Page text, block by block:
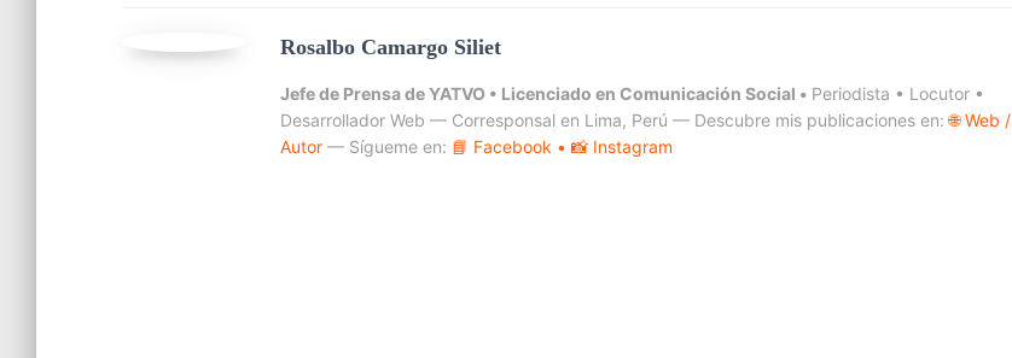
Rosalbo Camargo Siliet
Jefe de Prensa de YATVO • Licenciado en Comunicación Social • Periodista • Locutor •
Desarrollador Web — Corresponsal en Lima, Perú — Descubre mis publicaciones en:🌐 Web /
Autor— Sígueme en: 📘 Facebook • 📸 Instagram